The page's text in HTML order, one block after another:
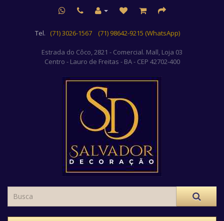
Tel. (71) 3026-1567 (71) 98642-9215 (WhatsApp)
Estrada do Côco, 2821 - Comercial. Mall, Loja 03
Centro - Lauro de Freitas - BA - CEP 42702-400